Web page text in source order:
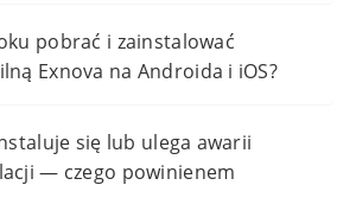
pobrać i zainstalować
Exnova na Androida i iOS?
się lub ulega awarii
— czego powinienem